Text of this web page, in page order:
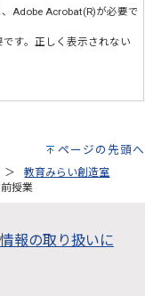
、Adobe Acrobat(R)が必要で
です。正しく表示されない
ページの先頭へ
教育みらい創造室
授業
報の取り扱いに